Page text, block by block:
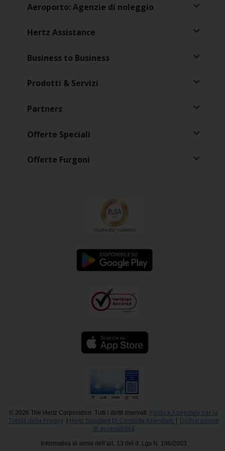
Aeroporto: Agenzie di noleggio
Hertz Assistance
Business to Business
Prodotti & Servizi
Partners
Offerte Speciali
Offerte Furgoni
© 2026 The Hertz Corporation. Tutti i diritti riservati. Politica Aziendale per la
Tutela della Privacy | Hertz Standard Di Condotta Aziendale | Dichiarazione
di accessibilità
Informativa ai sensi dell’art. 13 del d. Lgs N. 196/2003